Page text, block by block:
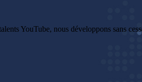
YouTube, nous développons sans